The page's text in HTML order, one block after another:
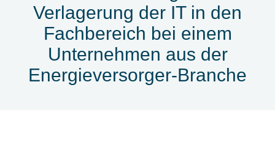
Verlagerung der IT in den
Fachbereich bei einem
Unternehmen aus der
Energieversorger-Branche